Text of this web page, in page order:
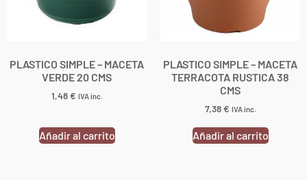
PLASTICO SIMPLE – MACETA
VERDE 20 CMS
1,48€ IVA inc.
Añadir al carrito
PLASTICO SIMPLE – MACETA
TERRACOTA RUSTICA 38
CMS
7,38€ IVA inc.
Añadir al carrito